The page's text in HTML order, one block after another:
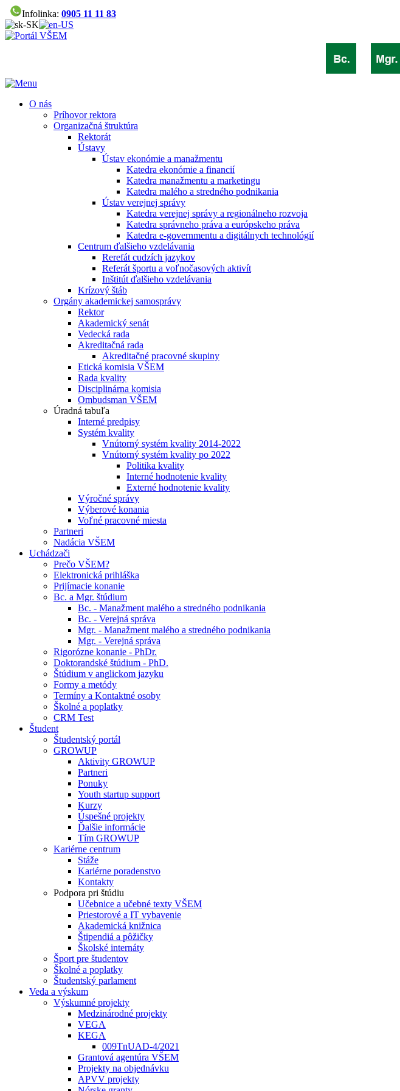
Infolinka: 0905 11 11 83
O nás
Príhovor rektora
Organizačná štruktúra
Rektorát
Ústavy
Ústav ekonómie a manažmentu
Katedra ekonómie a financií
Katedra manažmentu a marketingu
Katedra malého a stredného podnikania
Ústav verejnej správy
Katedra verejnej správy a regionálneho rozvoja
Katedra správneho práva a európskeho práva
Katedra e-governmentu a digitálnych technológií
Centrum ďalšieho vzdelávania
Rerefát cudzích jazykov
Referát športu a voľnočasových aktivít
Inštitút ďalšieho vzdelávania
Krízový štáb
Orgány akademickej samosprávy
Rektor
Akademický senát
Vedecká rada
Akreditačná rada
Akreditačné pracovné skupiny
Etická komisia VŠEM
Rada kvality
Disciplinárna komisia
Ombudsman VŠEM
Úradná tabuľa
Interné predpisy
Systém kvality
Vnútorný systém kvality 2014-2022
Vnútorný systém kvality po 2022
Politika kvality
Interné hodnotenie kvality
Externé hodnotenie kvality
Výročné správy
Výberové konania
Voľné pracovné miesta
Partneri
Nadácia VŠEM
Uchádzači
Prečo VŠEM?
Elektronická prihláška
Prijímacie konanie
Bc. a Mgr. štúdium
Bc. - Manažment malého a stredného podnikania
Bc. - Verejná správa
Mgr. - Manažment malého a stredného podnikania
Mgr. - Verejná správa
Rigorózne konanie - PhDr.
Doktorandské štúdium - PhD.
Štúdium v anglickom jazyku
Formy a metódy
Termíny a Kontaktné osoby
Školné a poplatky
CRM Test
Študent
Študentský portál
GROWUP
Aktivity GROWUP
Partneri
Ponuky
Youth startup support
Kurzy
Úspešné projekty
Ďalšie informácie
Tím GROWUP
Kariérne centrum
Stáže
Kariérne poradenstvo
Kontakty
Podpora pri štúdiu
Učebnice a učebné texty VŠEM
Priestorové a IT vybavenie
Akademická knižnica
Štipendiá a pôžičky
Školské internáty
Šport pre študentov
Školné a poplatky
Študentský parlament
Veda a výskum
Výskumné projekty
Medzinárodné projekty
VEGA
KEGA
009TnUAD-4/2021
Grantová agentúra VŠEM
Projekty na objednávku
APVV projekty